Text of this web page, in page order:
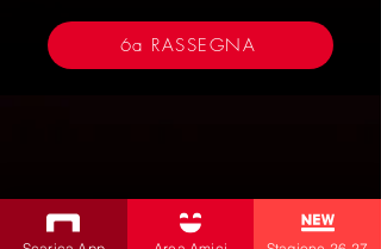
6a RASSEGNA